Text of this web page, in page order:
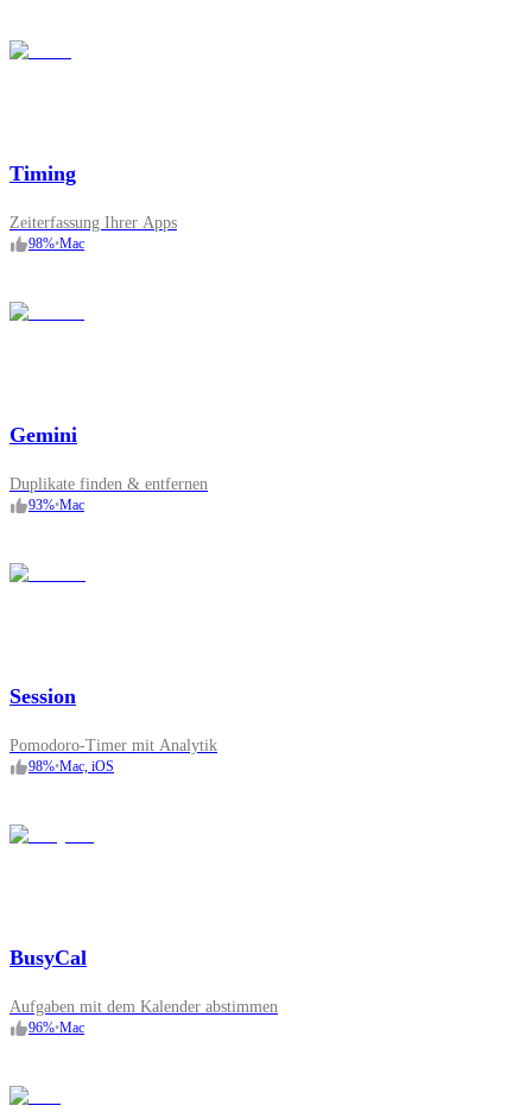
Timing
Zeiterfassung Ihrer Apps
98%•Mac
Gemini
Duplikate finden & entfernen
93%•Mac
Session
Pomodoro-Timer mit Analytik
98%•Mac, iOS
BusyCal
Aufgaben mit dem Kalender abstimmen
96%•Mac